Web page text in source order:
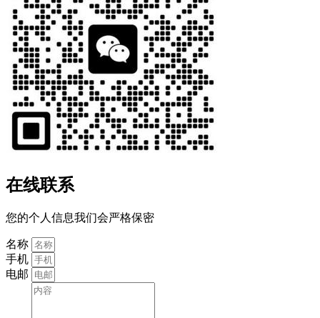
在线联系
您的个人信息我们会严格保密
名称
手机
电邮